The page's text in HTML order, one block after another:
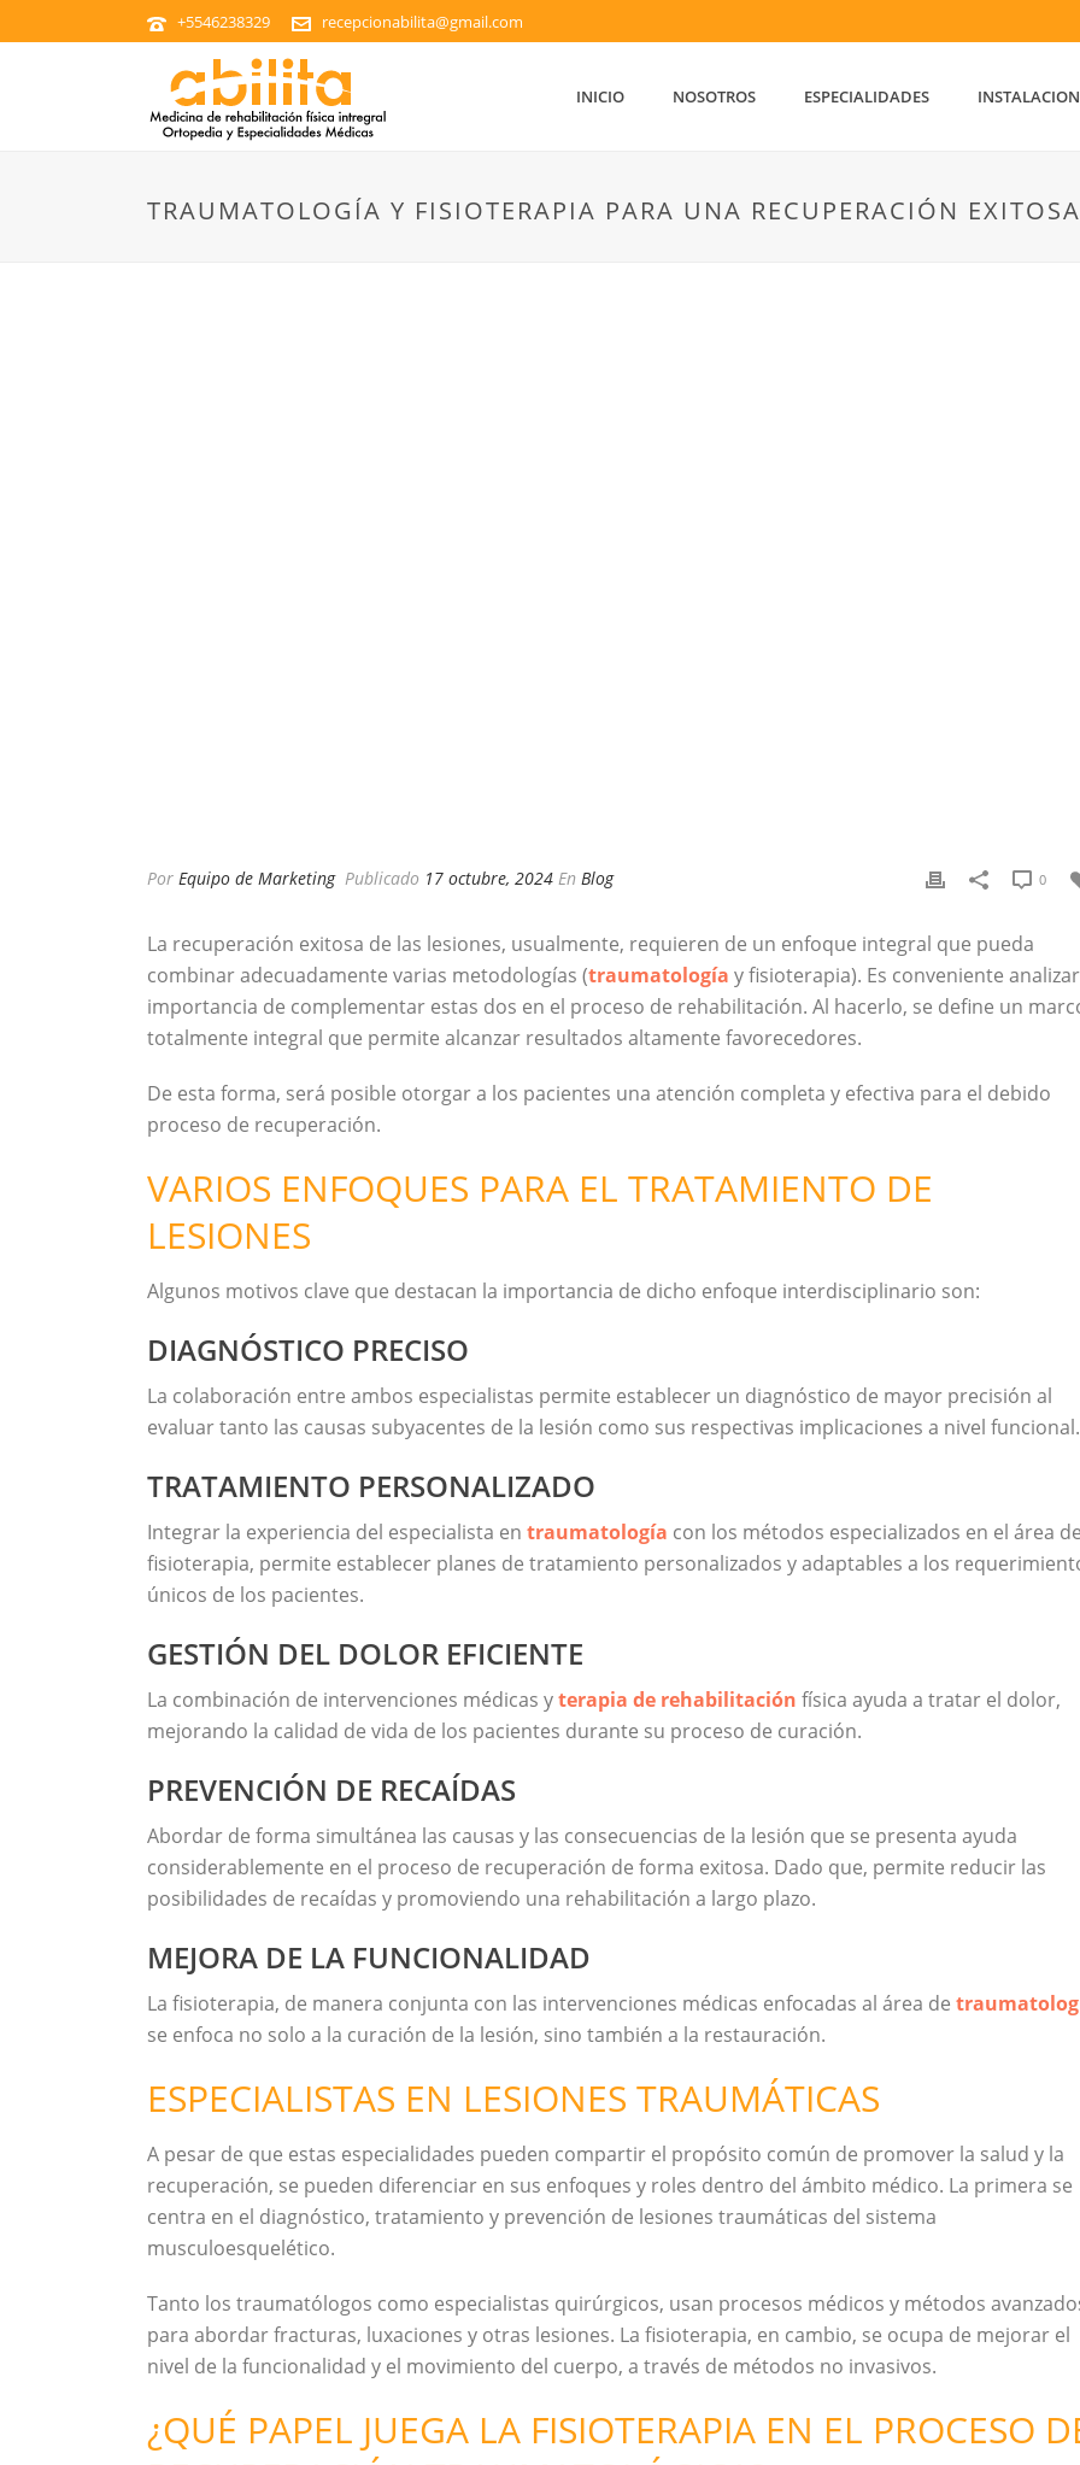
+5546238329 recepcionabilita@gmail.com
INICIO NOSOTROS ESPECIALIDADES
TRAUMATOLOGÍA Y FISIOTERAPIA PARA UNA RECUPERACIÓN EXITOSA
Por Equipo de Marketing Publicado 17 octubre, 2024 En Blog 0
La recuperación exitosa de las lesiones, usualmente, requieren de un enfoque integral que pueda
combinar adecuadamente varias metodologías (traumatología y fisioterapia). Es conveniente
importancia de complementar estas dos en el proceso de rehabilitación. Al hacerlo, se define un
totalmente integral que permite alcanzar resultados altamente favorecedores.
De esta forma, será posible otorgar a los pacientes una atención completa y efectiva para el debido
proceso de recuperación.
VARIOS ENFOQUES PARA EL TRATAMIENTO DE
LESIONES
Algunos motivos clave que destacan la importancia de dicho enfoque interdisciplinario son:
DIAGNÓSTICO PRECISO
La colaboración entre ambos especialistas permite establecer un diagnóstico de mayor precisión al
evaluar tanto las causas subyacentes de la lesión como sus respectivas implicaciones a nivel funcional.
TRATAMIENTO PERSONALIZADO
Integrar la experiencia del especialista en traumatología con los métodos especializados en el área
fisioterapia, permite establecer planes de tratamiento personalizados y adaptables a los
únicos de los pacientes.
GESTIÓN DEL DOLOR EFICIENTE
La combinación de intervenciones médicas yterapia de rehabilitación física ayuda a tratar el dolor,
mejorando la calidad de vida de los pacientes durante su proceso de curación.
PREVENCIÓN DE RECAÍDAS
Abordar de forma simultánea las causas y las consecuencias de la lesión que se presenta ayuda
considerablemente en el proceso de recuperación de forma exitosa. Dado que, permite reducir las
posibilidades de recaídas y promoviendo una rehabilitación a largo plazo.
MEJORA DE LA FUNCIONALIDAD
La fisioterapia, de manera conjunta con las intervenciones médicas enfocadas al área de
se enfoca no solo a la curación de la lesión, sino también a la restauración.
ESPECIALISTAS EN LESIONES TRAUMÁTICAS
A pesar de que estas especialidades pueden compartir el propósito común de promover la salud y la
recuperación, se pueden diferenciar en sus enfoques y roles dentro del ámbito médico. La primera se
centra en el diagnóstico, tratamiento y prevención de lesiones traumáticas del sistema
musculoesquelético.
Tanto los traumatólogos como especialistas quirúrgicos, usan procesos médicos y métodos
para abordar fracturas, luxaciones y otras lesiones. La fisioterapia, en cambio, se ocupa de mejorar el
nivel de la funcionalidad y el movimiento del cuerpo, a través de métodos no invasivos.
¿QUÉ PAPEL JUEGA LA FISIOTERAPIA EN EL PROCESO